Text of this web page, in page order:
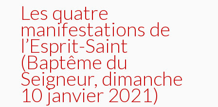
Les quatre
manifestations de
l’Esprit-Saint
(Baptême du
Seigneur, dimanche
10 janvier 2021)